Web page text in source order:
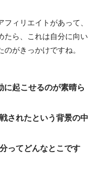
ィリエイトがあって、
たら、これは自分に向い
がきっかけですね。
に起こせるのが素晴ら
されたという背景の中
ってどんなとこです